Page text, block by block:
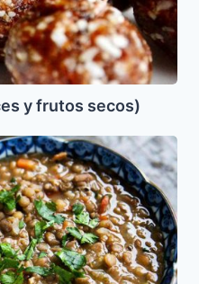
y frutos secos)